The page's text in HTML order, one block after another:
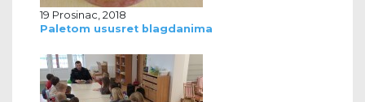
19 Prosinac, 2018
Paletom ususret blagdanima